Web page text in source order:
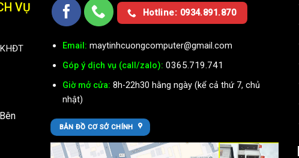
VỤ
Hotline: 0934.891.870
Email: maytinhcuongcomputer@gmail.com
Góp ý dịch vụ (call/zalo): 0365.719.741
Giờ mở cửa: 8h-22h30 hằng ngày (kể cả thứ 7, chủ
nhật)
BẢN ĐỒ CƠ SỞ CHÍNH